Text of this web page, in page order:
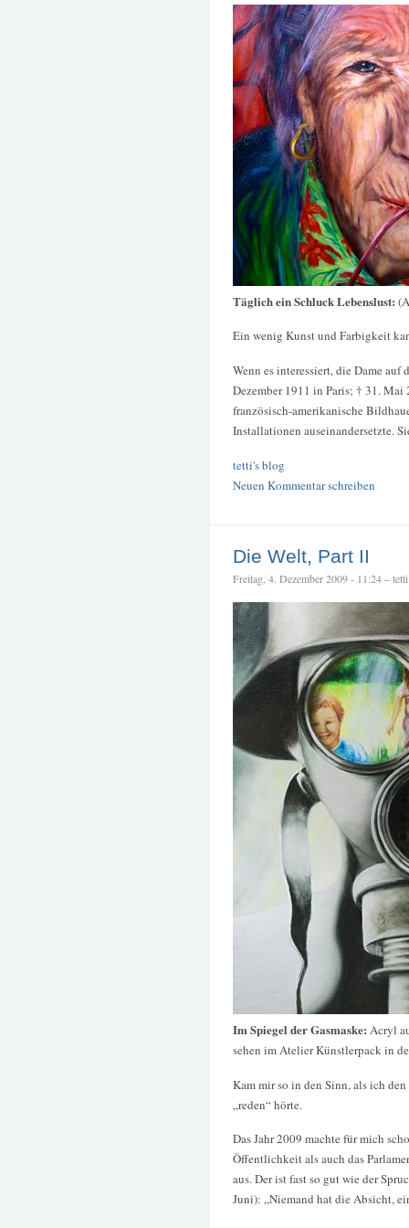
Täglich ein Schluck Lebenslust:
Ein wenig Kunst und Farbigkeit
Wenn es interessiert, die Dame
Dezember 1911 in Paris; † 31.
französisch-amerikanische
Installationen auseinandersetzte.
tetti's blog
Neuen Kommentar schreiben
Die Welt, Part II
Freitag, 4. Dezember 2009 - 11:24 – tetti
Im Spiegel der Gasmaske: Acryl
sehen im Atelier Künstlerpack in
Kam mir so in den Sinn, als ich
„reden“ hörte.
Das Jahr 2009 machte für mich
Öffentlichkeit als auch das
aus. Der ist fast so gut wie der
Juni): „Niemand hat die Absicht,